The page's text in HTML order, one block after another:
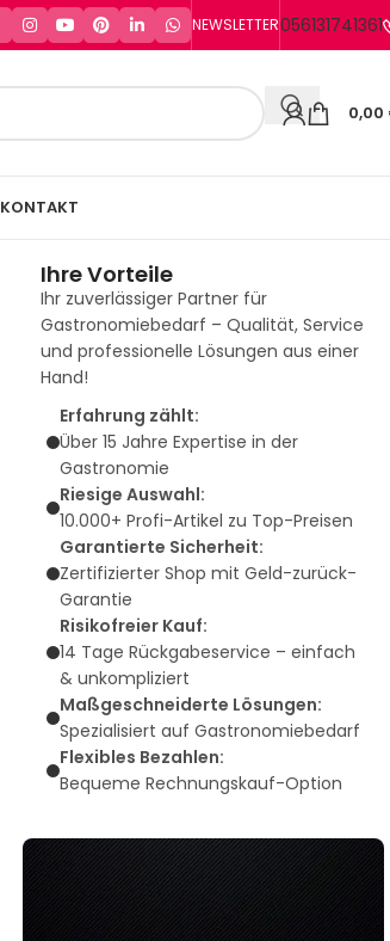
NEWSLETTER056131741361
0,00
KONTAKT
Ihre Vorteile
Ihr zuverlässiger Partner für
Gastronomiebedarf – Qualität, Service
und professionelle Lösungen aus einer
Hand!
Erfahrung zählt:
Über 15 Jahre Expertise in der
Gastronomie
Riesige Auswahl:
10.000+ Profi-Artikel zu Top-Preisen
Garantierte Sicherheit:
Zertifizierter Shop mit Geld-zurück-
Garantie
Risikofreier Kauf:
14 Tage Rückgabeservice – einfach
& unkompliziert
Maßgeschneiderte Lösungen:
Spezialisiert auf Gastronomiebedarf
Flexibles Bezahlen:
Bequeme Rechnungskauf-Option